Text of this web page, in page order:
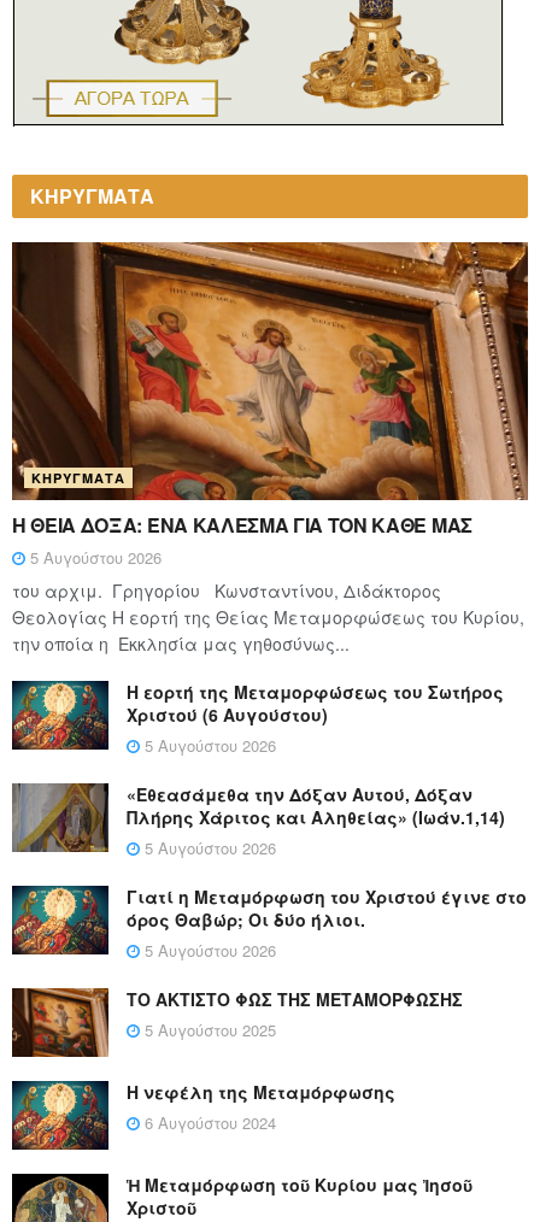
ΚΗΡΥΓΜΑΤΑ
ΚΗΡΎΓΜΑΤΑ
Η ΘΕΙΑ ΔΟΞΑ: ΈΝΑ ΚΑΛΕΣΜΑ ΓΙΑ ΤΟΝ ΚΑΘΕ ΜΑΣ
5 Αυγούστου 2026
του αρχιμ. Γρηγορίου Κωνσταντίνου, Διδάκτορος
Θεολογίας Η εορτή της Θείας Μεταμορφώσεως του Κυρίου,
την οποία η Εκκλησία μας γηθοσύνως...
Η εορτή της Μεταμορφώσεως του Σωτήρος
Χριστού (6 Αυγούστου)
5 Αυγούστου 2026
«Εθεασάμεθα την Δόξαν Αυτού, Δόξαν
Πλήρης Χάριτος και Αληθείας» (Ιωάν.1,14)
5 Αυγούστου 2026
Γιατί η Μεταμόρφωση του Χριστού έγινε στο
όρος Θαβώρ; Οι δύο ήλιοι.
5 Αυγούστου 2026
ΤΟ ΑΚΤΙΣΤΟ ΦΩΣ ΤΗΣ ΜΕΤΑΜΟΡΦΩΣΗΣ
5 Αυγούστου 2025
Η νεφέλη της Μεταμόρφωσης
6 Αυγούστου 2024
Ἡ Μεταμόρφωση τοῦ Κυρίου μας Ἰησοῦ
Χριστοῦ